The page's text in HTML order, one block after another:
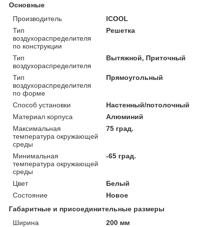
Основные
Производитель
ICOOL
Тип
воздухораспределителя
по конструкции
Решетка
Тип
воздухораспределителя
Вытяжной, Приточный
Тип
воздухораспределителя
по форме
Прямоугольный
Способ установки
Настенный/потолочный
Материал корпуса
Алюминий
Максимальная
температура окружающей
среды
75 град.
Минимальная
температура окружающей
среды
-65 град.
Цвет
Белый
Состояние
Новое
Габаритные и присоединительные размеры
Ширина
200 мм